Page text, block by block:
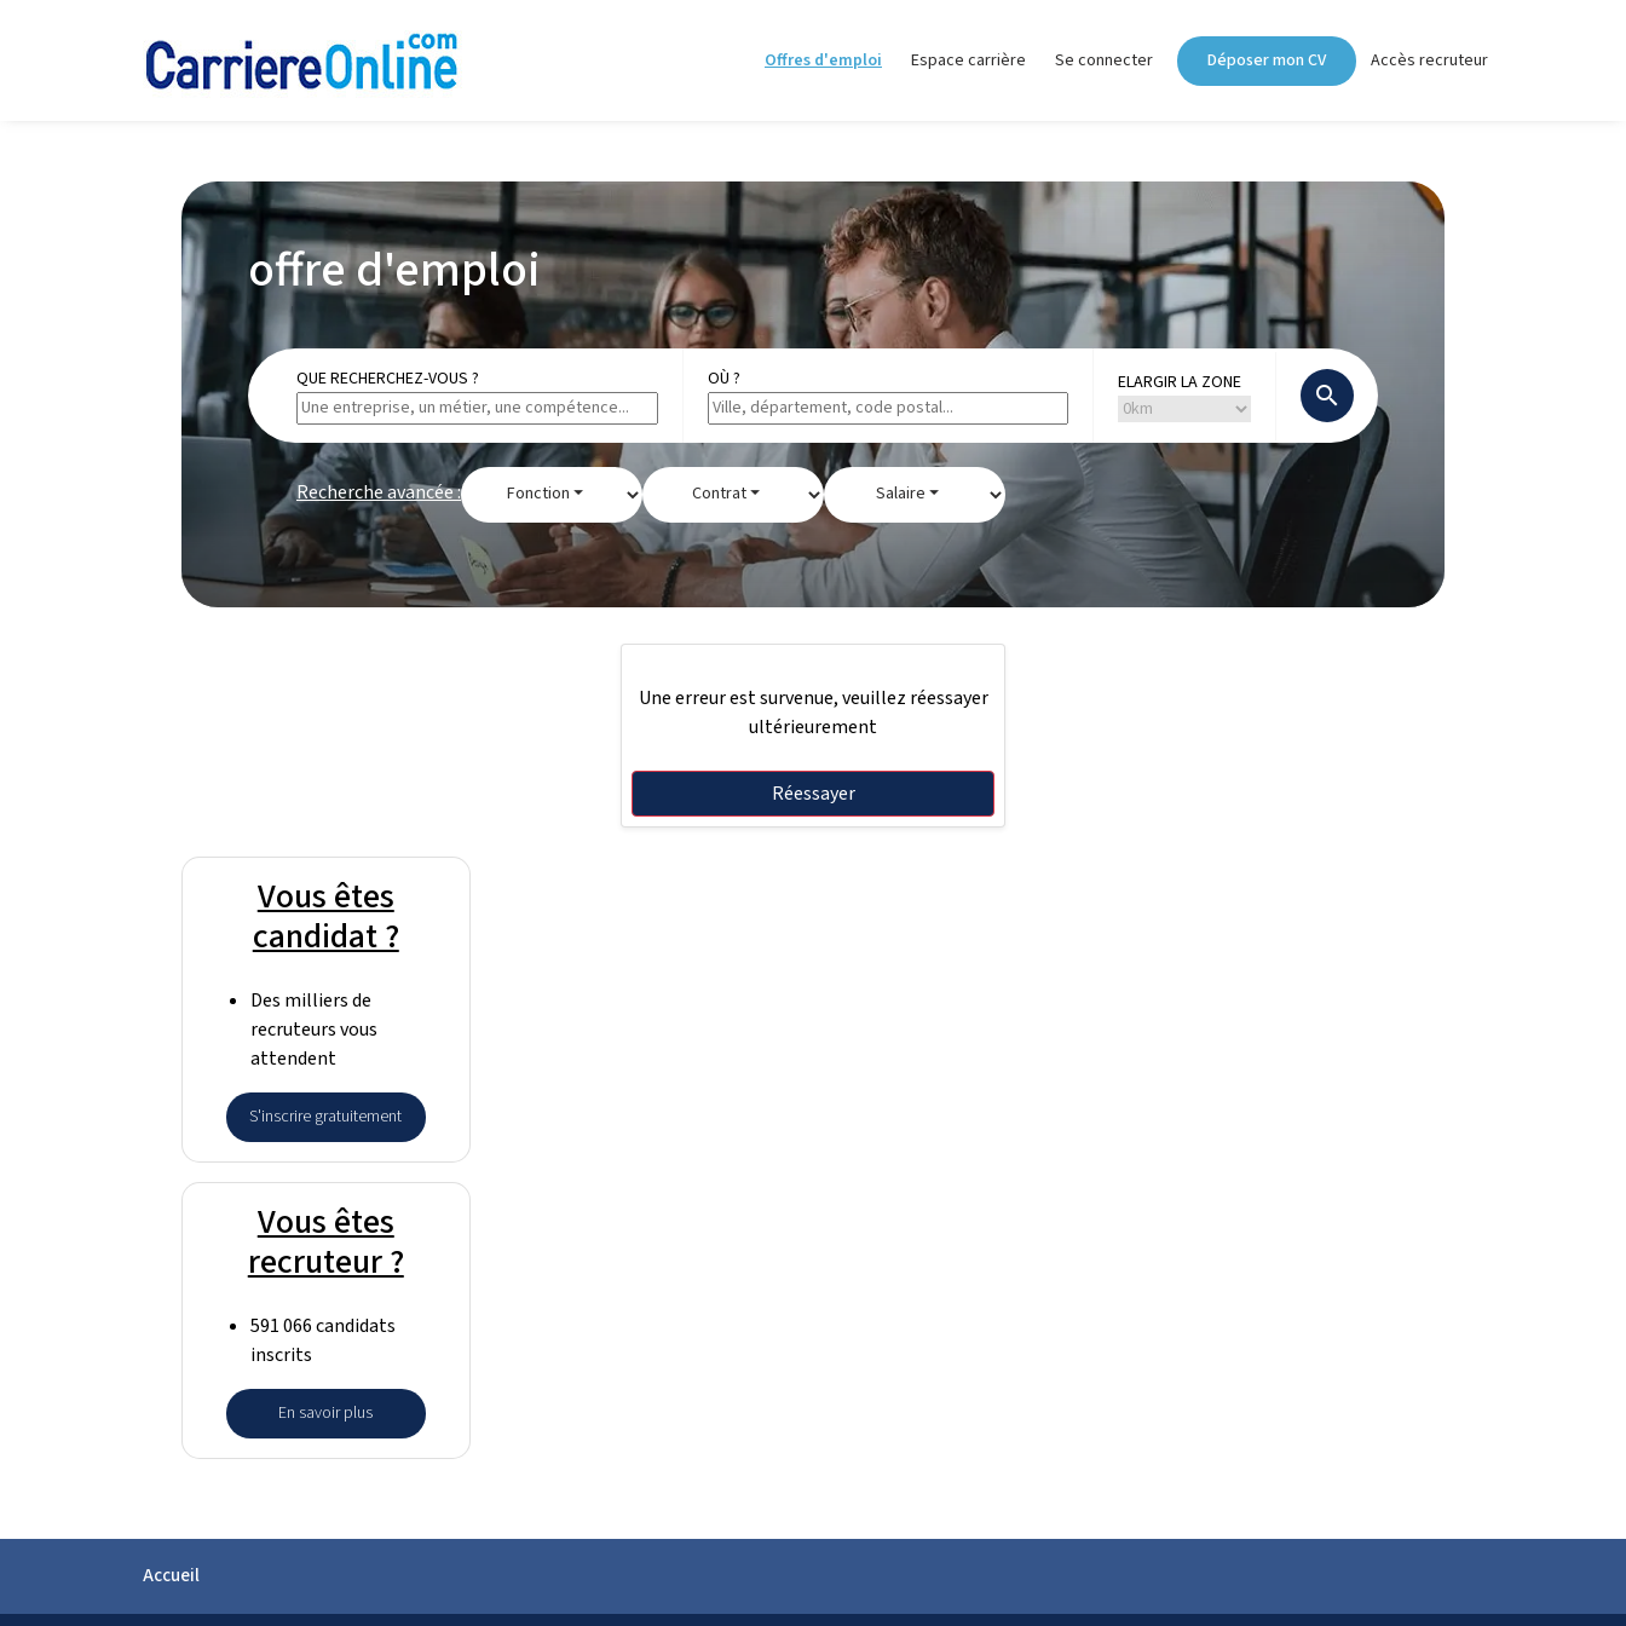
Offres d'emploi Espace carrière Se connecter Déposer mon CV Accès recruteur
offre d'emploi
QUE RECHERCHEZ-VOUS ? OÙ ? ELARGIR LA ZONE search
Recherche avancée :
Une erreur est survenue, veuillez réessayer
ultérieurement
Réessayer
Vous êtes
candidat ?
Des milliers de
recruteurs vous
attendent
S'inscrire gratuitement
Vous êtes
recruteur ?
591 066 candidats
inscrits
En savoir plus
Accueil